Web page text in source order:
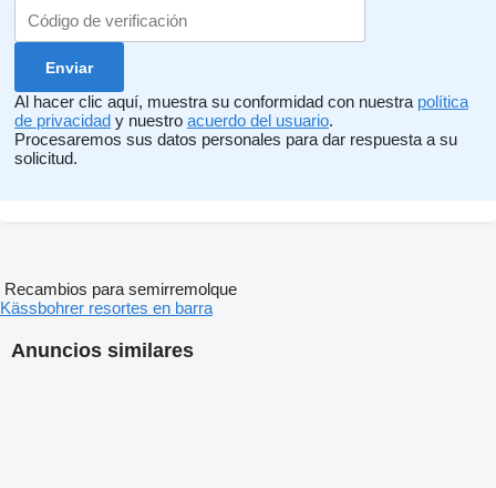
Al hacer clic aquí, muestra su conformidad con nuestra política
de privacidad y nuestro acuerdo del usuario.
Procesaremos sus datos personales para dar respuesta a su
solicitud.
Anuncios similares
Recambios para semirremolque
Kässbohrer resortes en barra